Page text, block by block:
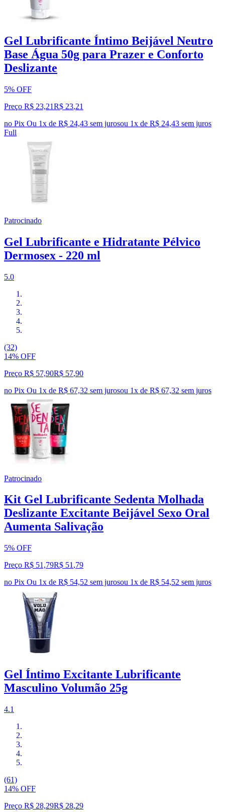
Gel Lubrificante Íntimo Beijável Neutro
Base Água 50g para Prazer e Conforto
Deslizante
5% OFF
Preço R$ 23,21R$ 23,21
no Pix Ou 1x de R$ 24,43 sem jurosou 1x de R$ 24,43 sem juros
Full
Patrocinado
Gel Lubrificante e Hidratante Pélvico
Dermosex - 220 ml
5.0
(32)
14% OFF
Preço R$ 57,90R$ 57,90
no Pix Ou 1x de R$ 67,32 sem jurosou 1x de R$ 67,32 sem juros
Patrocinado
Kit Gel Lubrificante Sedenta Molhada
Deslizante Excitante Beijável Sexo Oral
Aumenta Salivação
5% OFF
Preço R$ 51,79R$ 51 ,79
no Pix Ou 1x de R$ 54,52 sem jurosou 1x de R$ 54,52 sem juros
Gel Íntimo Excitante Lubrificante
Masculino Volumão 25g
4.1
(61)
14% OFF
Preço R$ 28,29R$ 28,29